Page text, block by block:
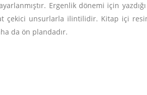
Ergenlik dönemi için
çekici unsurlarla ilintilidir. Kitap içi
da ön plandadır.